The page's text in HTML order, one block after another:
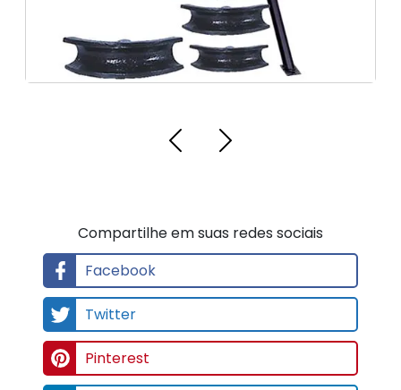
Compartilhe em suas redes sociais
Facebook
Twitter
Pinterest